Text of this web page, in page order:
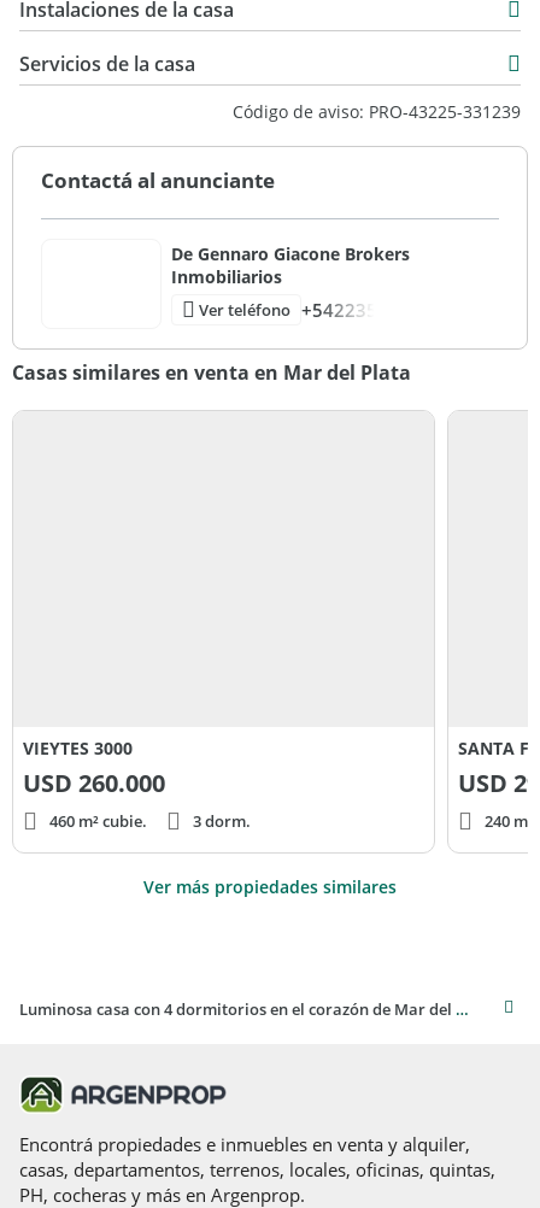
USD 370.000
600 m2
600 m2
Instalaciones de la casa
Servicios de la casa
Código de aviso: PRO-43225-331239
Contactá al anunciante
De Gennaro Giacone Brokers
Inmobiliarios
Ver teléfono +542235
Casas similares en venta en Mar del Plata
VIEYTES 3000
USD 260.000
460 m² cubie. 3 dorm.
SANTA
USD
240
Ver más propiedades similares
Luminosa casa con 4 dormitorios en el corazón de Mar del Plata
Encontrá propiedades e inmuebles en venta y alquiler,
casas, departamentos, terrenos, locales, oficinas, quintas,
PH, cocheras y más en Argenprop.